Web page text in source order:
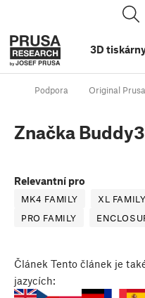
3D
Podpora Original
Značka
Relevantní pro
MK4 FAMILY XL FAMILY
PRO FAMILY
Článek Tento článek je
jazycích: